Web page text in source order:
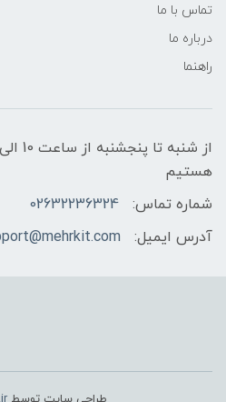
تماس با ما
درباره ما
راهنما
هستیم
شماره تماس:
02632236324
آدرس ایمیل: